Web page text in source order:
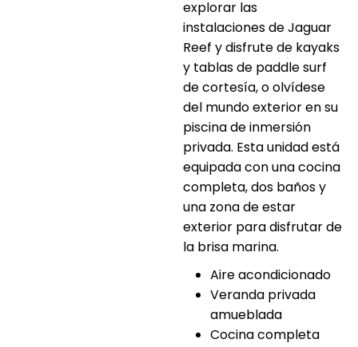
explorar las
instalaciones de Jaguar
Reef y disfrute de kayaks
y tablas de paddle surf
de cortesía, o olvídese
del mundo exterior en su
piscina de inmersión
privada. Esta unidad está
equipada con una cocina
completa, dos baños y
una zona de estar
exterior para disfrutar de
la brisa marina.
Aire acondicionado
Veranda privada
amueblada
Cocina completa